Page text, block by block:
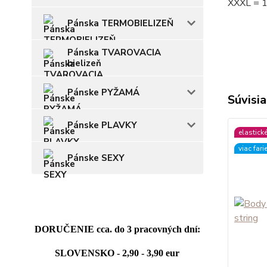
Pánska TERMOBIELIZEŇ
Pánska TVAROVACIA
bielizeň
Pánske PYŽAMÁ
Pánske PLAVKY
Pánske SEXY
DORUČENIE cca. do 3 pracovných dní:
SLOVENSKO - 2,90 - 3,90 eur
XXXL =
elastické
viac